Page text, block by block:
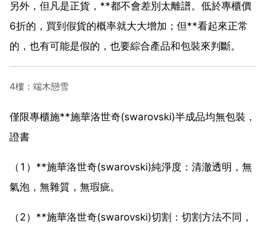
另外，但凡是正貨，**都不會差別太離譜。低於專櫃價
6折的，買到假貨的概率就大大增加；但**看起來正常
的，也有可能是假的，也要綜合產品和包裝來判斷。
4樓：端木戀雪
僅限專櫃施**施華洛世奇(swarovski)半成品均無包裝，
證書
（1）**施華洛世奇(swarovski)純淨度：清澈透明，無
氣泡，無雜質，無瑕疵。
（2）**施華洛世奇(swarovski)切割：切割方法不同，